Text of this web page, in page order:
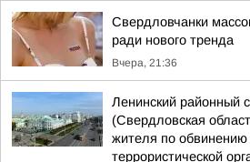
Свердловчанки
ради нового тренда
Вчера, 21:36
Ленинский районный
(Свердловская
жителя по
террористической